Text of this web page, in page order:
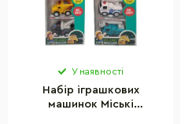
У наявності
Набір іграшкових
машинок Міські